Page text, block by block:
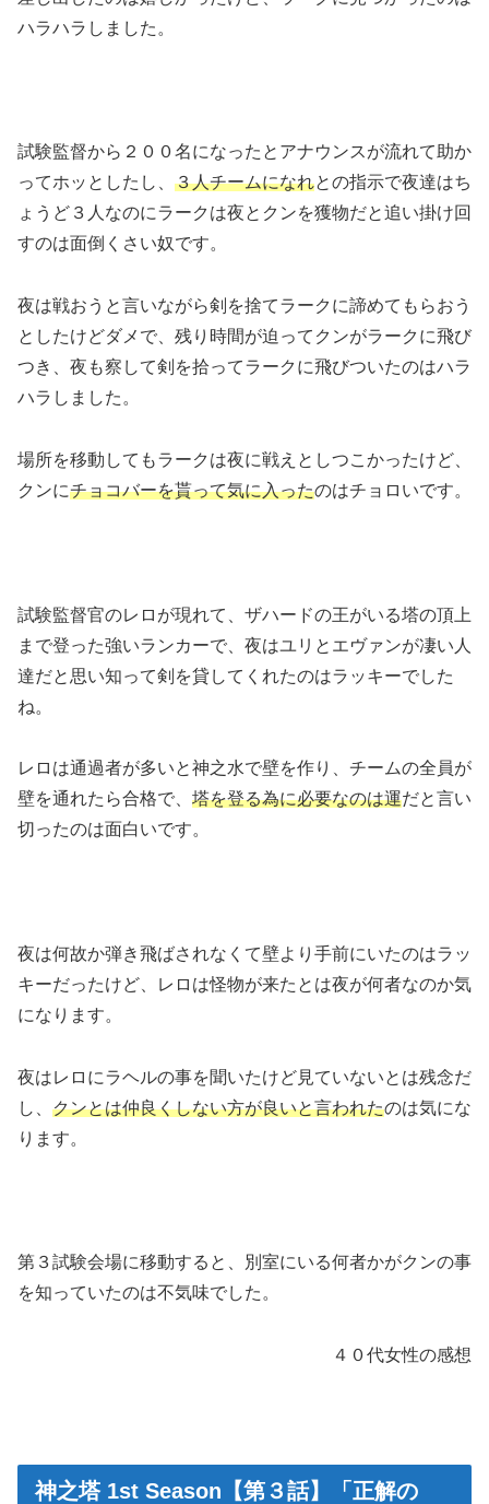
ハラハラしました。
試験監督から２００名になったとアナウンスが流れて助か
ってホッとしたし、 ３人チームになれとの指示で夜達はち
ょうど３人なのにラークは夜とクンを獲物だと追い掛け回
すのは面倒くさい奴です。
夜は戦おうと言いながら剣を捨てラークに諦めてもらおう
としたけどダメで、残り時間が迫ってクンがラークに飛び
つき、夜も察して剣を拾ってラークに飛びついたのはハラ
ハラしました。
場所を移動してもラークは夜に戦えとしつこかったけど、
クンにチョコバーを貰って気に入ったのはチョロいです。
試験監督官のレロが現れて、ザハードの王がいる塔の頂上
まで登った強いランカーで、夜はユリとエヴァンが凄い人
達だと思い知って剣を貸してくれたのはラッキーでした
ね。
レロは通過者が多いと神之水で壁を作り、チームの全員が
壁を通れたら合格で、 塔を登る為に必要なのは運だと言い
切ったのは面白いです。
夜は何故か弾き飛ばされなくて壁より手前にいたのはラッ
キーだったけど、レロは怪物が来たとは夜が何者なのか気
になります。
夜はレロにラヘルの事を聞いたけど見ていないとは残念だ
し、 クンとは仲良くしない方が良いと言われたのは気にな
ります。
第３試験会場に移動すると、別室にいる何者かがクンの事
を知っていたのは不気味でした。
４０代女性の感想
神之塔 1st Season【第３話】「正解の